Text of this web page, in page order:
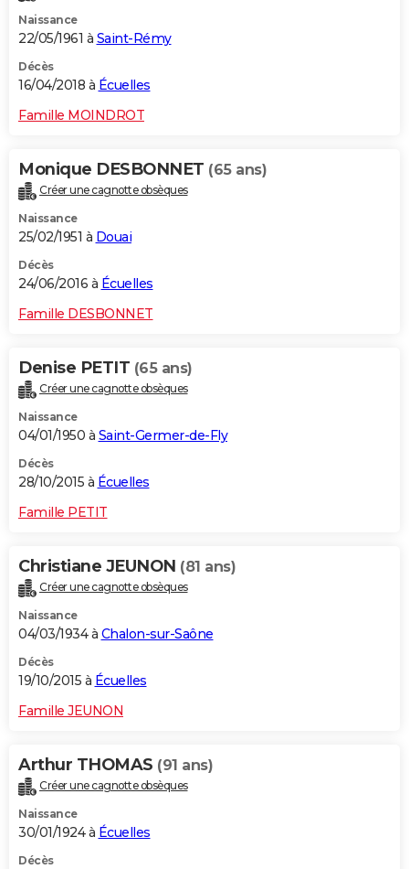
Naissance
22/05/1961 à Saint-Rémy
Décès
16/04/2018 à Écuelles
Famille MOINDROT
Monique DESBONNET (65 ans)
Créer une cagnotte obsèques
Naissance
25/02/1951 à Douai
Décès
24/06/2016 à Écuelles
Famille DESBONNET
Denise PETIT (65 ans)
Créer une cagnotte obsèques
Naissance
04/01/1950 à Saint-Germer-de-Fly
Décès
28/10/2015 à Écuelles
Famille PETIT
Christiane JEUNON (81 ans)
Créer une cagnotte obsèques
Naissance
04/03/1934 à Chalon-sur-Saône
Décès
19/10/2015 à Écuelles
Famille JEUNON
Arthur THOMAS (91 ans)
Créer une cagnotte obsèques
Naissance
30/01/1924 à Écuelles
Décès